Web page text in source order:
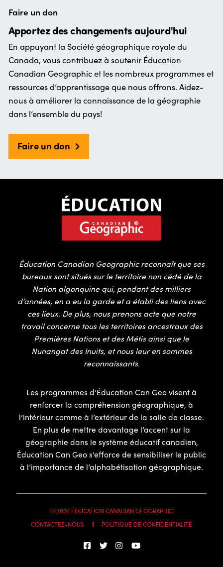
Faire un don
Apportez des changements aujourd'hui
En appuyant la Société géographique royale du
Canada, vous contribuez à soutenir Éducation
Canadian Geographic et les nombreux programmes et
ressources d’apprentissage que nous offrons. Aidez-
nous à améliorer la connaissance de la géographie
dans l’ensemble du pays!
Faire un don
Éducation Canadian Geographic reconnaît que ses
bureaux sont situés sur le territoire non cédé de la
Nation algonquine qui, pendant des milliers
d’années, en a eu la garde et a établi des liens avec
ces lieux. De plus, nous prenons acte que notre
travail concerne tous les territoires ancestraux des
Premières Nations et des Métis ainsi que le
Nunangat des Inuits, et nous leur en sommes
reconnaissants.
Les programmes d’Éducation Can Geo visent à
renforcer la compréhension géographique, à
l’intérieur comme à l’extérieur de la salle de classe.
En plus de mettre davantage l’accent sur la
géographie dans le système éducatif canadien,
Éducation Can Geo s’efforce de sensibiliser le public
à l’importance de l’alphabétisation géographique.
CONTACTEZ-NOUS POLITIQUE DE CONFIDENTIALITÉ
© 2026 ÉDUCATION CANADIAN GEOGRAPHIC